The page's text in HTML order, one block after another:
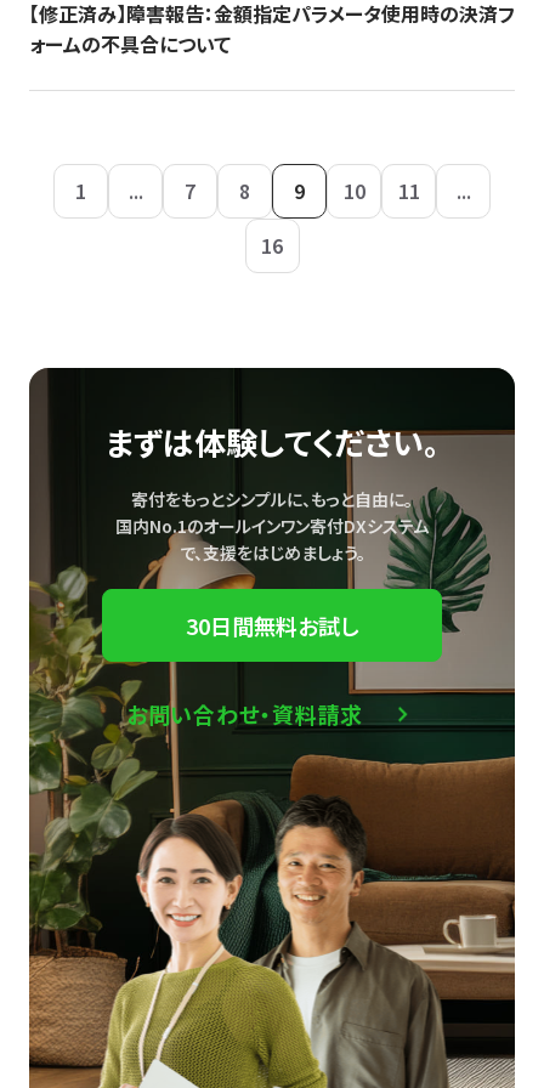
【修正済み】障害報告：金額指定パラメータ使用時の決済フ
ォームの不具合について
1 ... 7 8 9 10 11
...
16
まずは体験してください。
寄付をもっとシンプルに、もっと自由に。
国内No.1のオールインワン寄付DXシステム
で、支援をはじめましょう。
30日間無料お試し
お問い合わせ・資料請求